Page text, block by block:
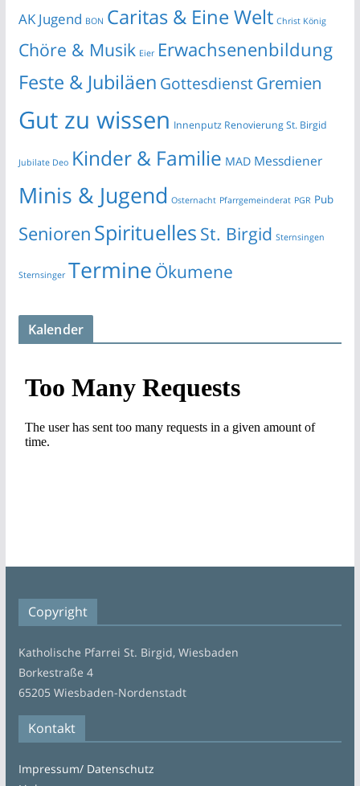
AK Jugend BON Caritas & Eine Welt Christ König
Chöre & Musik Eier Erwachsenenbildung
Feste & Jubiläen GottesdienstGremien
Gut zu wissen Innenputz Renovierung St. Birgid
Jubilate Deo Kinder & Familie MAD Messdiener
Minis & Jugend Osternacht Pfarrgemeinderat PGR Pub
Senioren Spirituelles St. Birgid Sternsingen
Sternsinger Termine Ökumene
Kalender
Copyright
Katholische Pfarrei St. Birgid, Wiesbaden
Borkestraße 4
65205 Wiesbaden-Nordenstadt
Kontakt
Impressum/ Datenschutz